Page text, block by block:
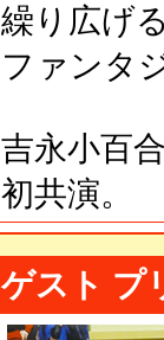
繰り広げ
ファンタ
吉永小百
初共演。
ゲスト プ